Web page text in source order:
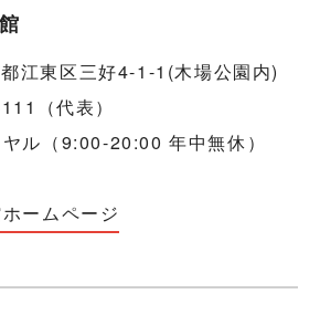
江東区三好4-1-1(木場公園内)
（代表）
ル（9:00-20:00 年中無休）
ームページ